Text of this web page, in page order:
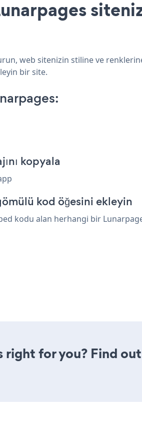
web sitenizin stiline ve
bir site.
kopyala
kod öğesini ekleyin
kodu alan herhangi bir
right for you? Find